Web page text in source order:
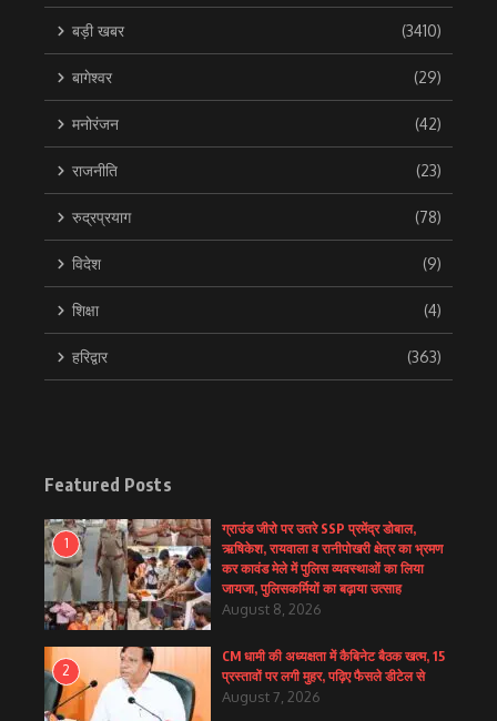
बड़ी खबर (3410)
बागेश्वर (29)
मनोरंजन (42)
राजनीति (23)
रुद्रप्रयाग (78)
विदेश (9)
शिक्षा (4)
हरिद्वार (363)
Featured Posts
1
ग्राउंड जीरो पर उतरे SSP प्रमेंद्र डोबाल,
ऋषिकेश, रायवाला व रानीपोखरी क्षेत्र का भ्रमण
कर कावंड मेले में पुलिस व्यवस्थाओं का लिया
जायजा, पुलिसकर्मियों का बढ़ाया उत्साह
August 8, 2026
2
CM धामी की अध्यक्षता में कैबिनेट बैठक खत्म, 15
प्रस्तावों पर लगी मुहर, पढ़िए फैसले डीटेल से
August 7, 2026